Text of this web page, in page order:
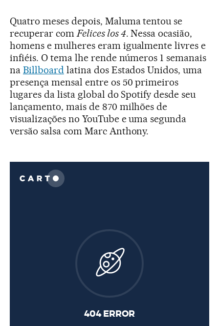
Quatro meses depois, Maluma tentou se
recuperar comFelices los 4. Nessa ocasião,
homens e mulheres eram igualmente livres e
infiéis. O tema lhe rende números 1 semanais
na Billboardlatina dos Estados Unidos, uma
presença mensal entre os 50 primeiros
lugares da lista global do Spotify desde seu
lançamento, mais de 870 milhões de
visualizações no YouTube e uma segunda
versão salsa com Marc Anthony.